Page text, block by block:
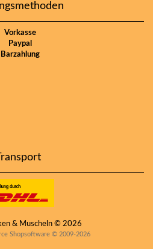
Vorkasse
Paypal
Barzahlung
& Muscheln © 2026
Shopsoftware © 2009-2026